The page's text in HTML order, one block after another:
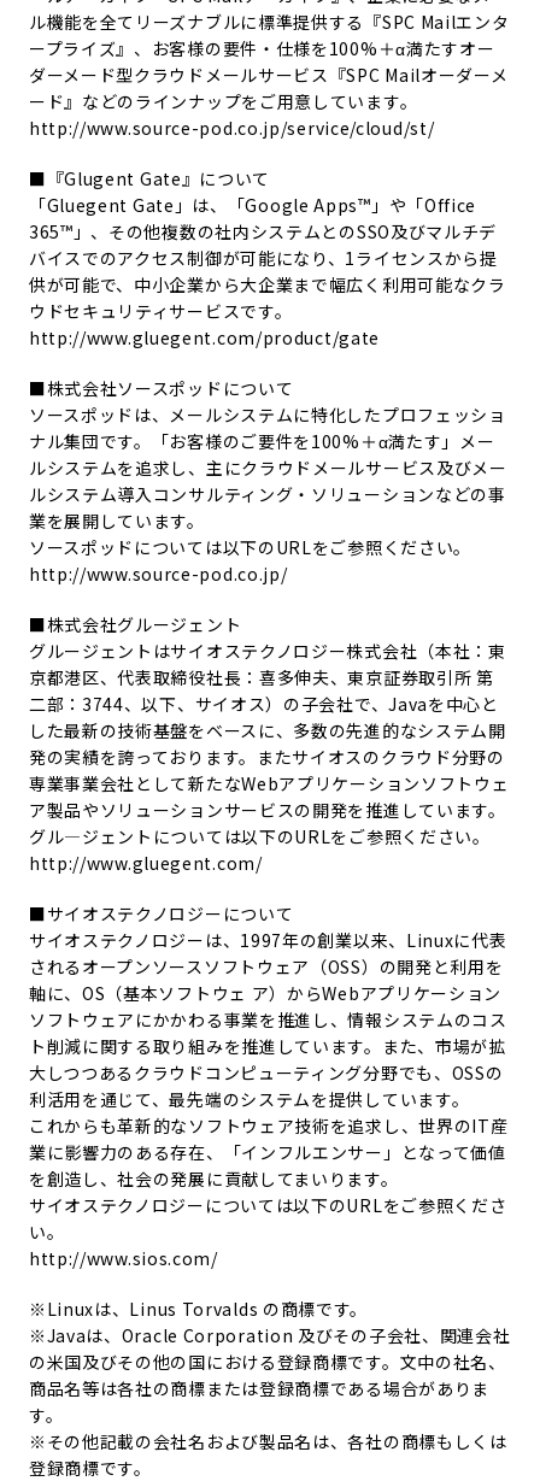
ル機能を全てリーズナブルに標準提供する『SPC Mailエンタ
ープライズ』、お客様の要件・仕様を100%＋α満たすオー
ダーメード型クラウドメールサービス『SPC Mailオーダーメ
ード』などのラインナップをご用意しています。
http://www.source-pod.co.jp/service/cloud/st/
■『Glugent Gate』について
「Gluegent Gate」は、「Google Apps™」や「Office
365™」、その他複数の社内システムとのSSO及びマルチデ
バイスでのアクセス制御が可能になり、1ライセンスから提
供が可能で、中小企業から大企業まで幅広く利用可能なクラ
ウドセキュリティサービスです。
http://www.gluegent.com/product/gate
■株式会社ソースポッドについて
ソースポッドは、メールシステムに特化したプロフェッショ
ナル集団です。「お客様のご要件を100%＋α満たす」メー
ルシステムを追求し、主にクラウドメールサービス及びメー
ルシステム導入コンサルティング・ソリューションなどの事
業を展開しています。
ソースポッドについては以下のURLをご参照ください。
http://www.source-pod.co.jp/
■株式会社グルージェント
グルージェントはサイオステクノロジー株式会社（本社：東
京都港区、代表取締役社長：喜多伸夫、東京証券取引所 第
二部：3744、以下、サイオス）の子会社で、Javaを中心と
した最新の技術基盤をベースに、多数の先進的なシステム開
発の実績を誇っております。またサイオスのクラウド分野の
専業事業会社として新たなWebアプリケーションソフトウェ
ア製品やソリューションサービスの開発を推進しています。
グル―ジェントについては以下のURLをご参照ください。
http://www.gluegent.com/
■サイオステクノロジーについて
サイオステクノロジーは、1997年の創業以来、Linuxに代表
されるオープンソースソフトウェア（OSS）の開発と利用を
軸に、OS（基本ソフトウェ ア）からWebアプリケーション
ソフトウェアにかかわる事業を推進し、情報システムのコス
ト削減に関する取り組みを推進しています。また、市場が拡
大しつつあるクラウドコンピューティング分野でも、OSSの
利活用を通じて、最先端のシステムを提供しています。
これからも革新的なソフトウェア技術を追求し、世界のIT産
業に影響力のある存在、「インフルエンサー」となって価値
を創造し、社会の発展に貢献してまいります。
サイオステクノロジーについては以下のURLをご参照くださ
い。
http://www.sios.com/
※Linuxは、Linus Torvalds の商標です。
※Javaは、Oracle Corporation 及びその子会社、関連会社
の米国及びその他の国における登録商標です。文中の社名、
商品名等は各社の商標または登録商標である場合がありま
す。
※その他記載の会社名および製品名は、各社の商標もしくは
登録商標です。